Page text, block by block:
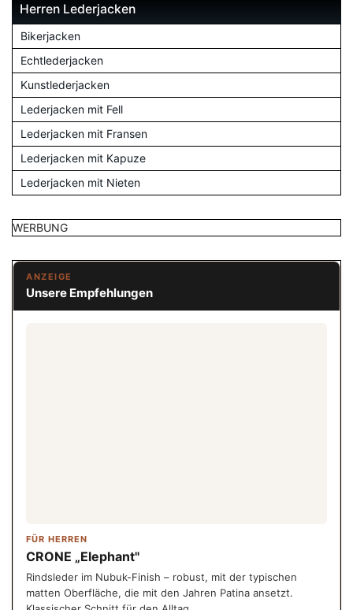
Herren Lederjacken
Bikerjacken
Echtlederjacken
Kunstlederjacken
Lederjacken mit Fell
Lederjacken mit Fransen
Lederjacken mit Kapuze
Lederjacken mit Nieten
WERBUNG
ANZEIGE
Unsere Empfehlungen
FÜR HERREN
CRONE „Elephant"
Rindsleder im Nubuk-Finish – robust, mit der typischen
matten Oberfläche, die mit den Jahren Patina ansetzt.